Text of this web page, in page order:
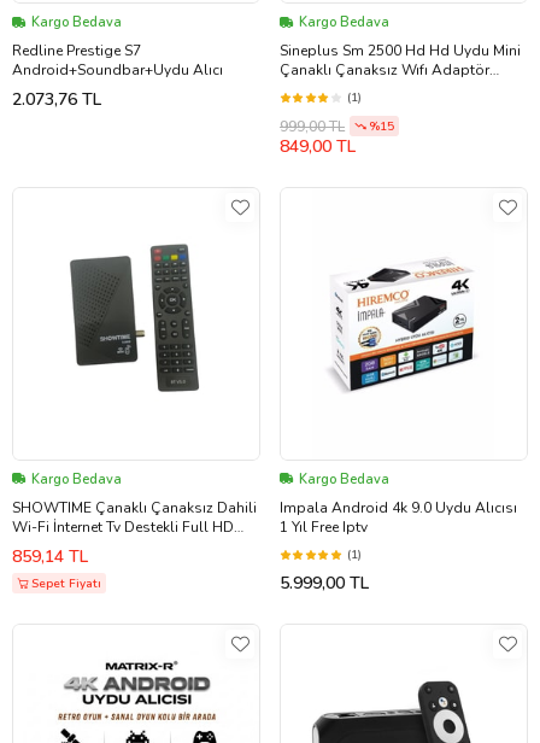
Kargo Bedava
Redline Prestige S7
Android+Soundbar+Uydu Alıcı
2.073,76 TL
Kargo Bedava
Sineplus Sm 2500 Hd Hd Uydu Mini
Çanaklı Çanaksız Wıfı Adaptör
Sınırsız Tv Sinema Paketi
(1)
999,00 TL %15
849,00 TL
Kargo Bedava
SHOWTIME Çanaklı Çanaksız Dahili
Wi-Fi İnternet Tv Destekli Full HD
Uydu Alıcı Bluetooth Kumandalı
(Siyah)
859,14 TL
Sepet Fiyatı
Kargo Bedava
Impala Android 4k 9.0 Uydu Alıcısı
1 Yıl Free Iptv
(1)
5.999,00 TL